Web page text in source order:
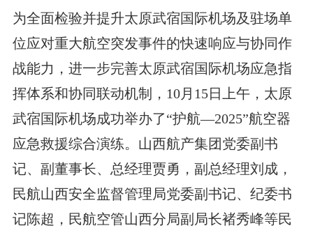
为全面检验并提升太原武宿国际机场及驻场单
位应对重大航空突发事件的快速响应与协同作
战能力，进一步完善太原武宿国际机场应急指
挥体系和协同联动机制，10月15日上午，太原
武宿国际机场成功举办了“护航—2025”航空器
应急救援综合演练。山西航产集团党委副书
记、副董事长、总经理贾勇，副总经理刘成，
民航山西安全监督管理局党委副书记、纪委书
记陈超，民航空管山西分局副局长褚秀峰等民